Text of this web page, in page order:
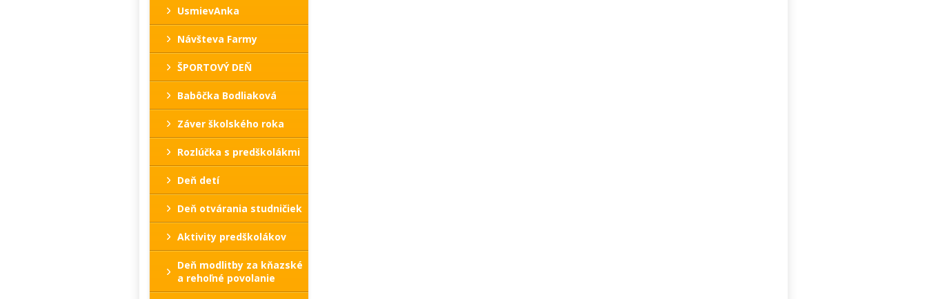
UsmievAnka
Návšteva Farmy
ŠPORTOVÝ DEŇ
Babôčka Bodliaková
Záver školského roka
Rozlúčka s predškolákmi
Deň detí
Deň otvárania studničiek
Aktivity predškolákov
Deň modlitby za kňazské
a rehoľné povolanie